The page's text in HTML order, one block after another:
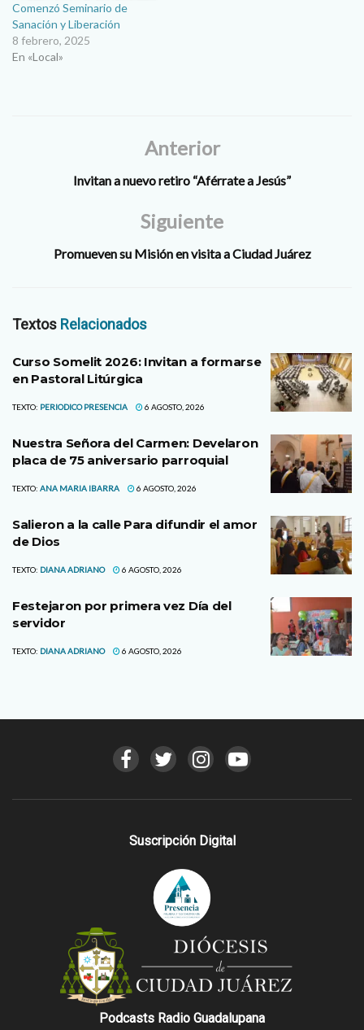
Comenzó Seminario de
Sanación y Liberación
8 febrero, 2025
En «Local»
Anterior
Invitan a nuevo retiro “Aférrate a Jesús”
Siguiente
Promueven su Misión en visita a Ciudad Juárez
Textos Relacionados
Curso Somelit 2026: Invitan a formarse
en Pastoral Litúrgica
TEXTO: PERIODICO PRESENCIA 6 AGOSTO, 2026
Nuestra Señora del Carmen: Develaron
placa de 75 aniversario parroquial
TEXTO: ANA MARIA IBARRA 6 AGOSTO, 2026
Salieron a la calle Para difundir el amor
de Dios
TEXTO: DIANA ADRIANO 6 AGOSTO, 2026
Festejaron por primera vez Día del
servidor
TEXTO: DIANA ADRIANO 6 AGOSTO, 2026
Suscripción Digital
Podcasts Radio Guadalupana